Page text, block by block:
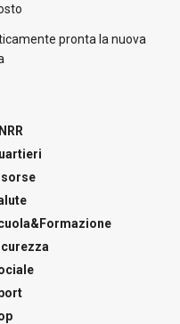
pronta la nuova